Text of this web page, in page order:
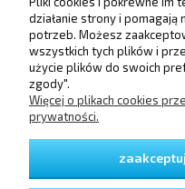
działanie strony i
potrzeb. Możesz
wszystkich tych plików i
użycie plików do swoich
zgody".
Więcej o plikach cookies
prywatności.